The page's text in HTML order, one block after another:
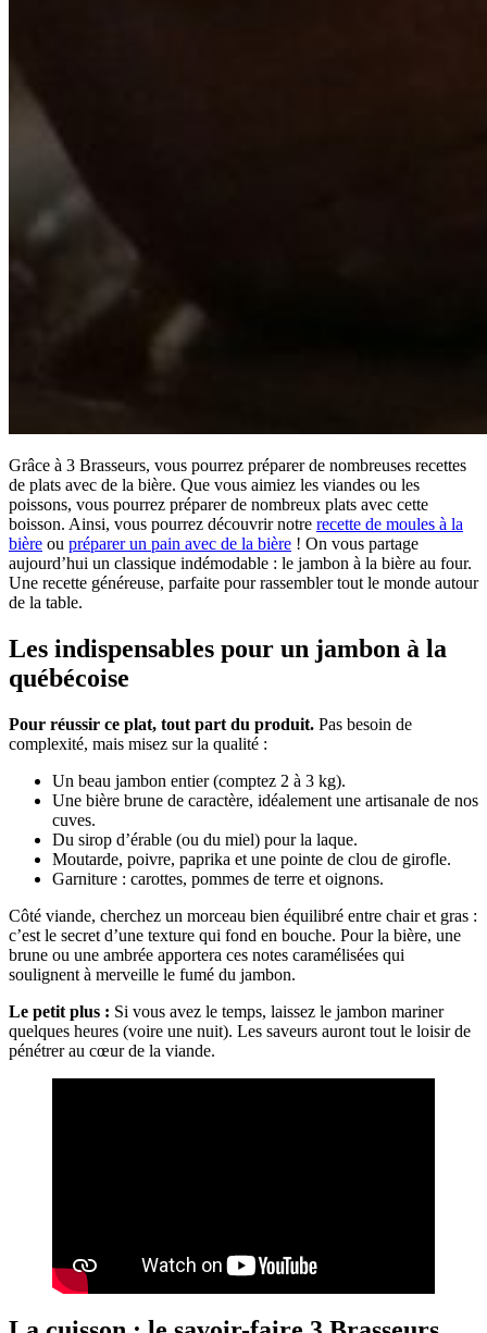
Grâce à 3 Brasseurs, vous pourrez préparer de nombreuses recettes
de plats avec de la bière. Que vous aimiez les viandes ou les
poissons, vous pourrez préparer de nombreux plats avec cette
boisson. Ainsi, vous pourrez découvrir notre recette de moules à la
bière ou préparer un pain avec de la bière ! On vous partage
aujourd’hui un classique indémodable : le jambon à la bière au four.
Une recette généreuse, parfaite pour rassembler tout le monde autour
de la table.
Les indispensables pour un jambon à la
québécoise
Pour réussir ce plat, tout part du produit. Pas besoin de
complexité, mais misez sur la qualité :
Un beau jambon entier (comptez 2 à 3 kg).
Une bière brune de caractère, idéalement une artisanale de nos
cuves.
Du sirop d’érable (ou du miel) pour la laque.
Moutarde, poivre, paprika et une pointe de clou de girofle.
Garniture : carottes, pommes de terre et oignons.
Côté viande, cherchez un morceau bien équilibré entre chair et gras :
c’est le secret d’une texture qui fond en bouche. Pour la bière, une
brune ou une ambrée apportera ces notes caramélisées qui
soulignent à merveille le fumé du jambon.
Le petit plus : Si vous avez le temps, laissez le jambon mariner
quelques heures (voire une nuit). Les saveurs auront tout le loisir de
pénétrer au cœur de la viande.